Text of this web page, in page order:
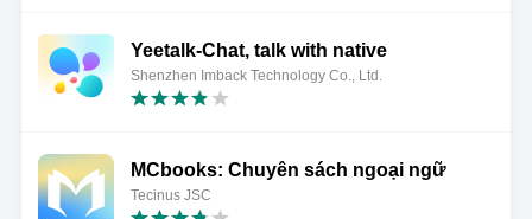
Yeetalk-Chat, talk with native
Shenzhen Imback Technology Co., Ltd.
MCbooks: Chuyên sách ngoại ngữ
Tecinus JSC